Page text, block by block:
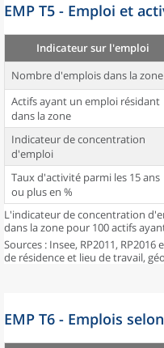
EMP T5 - Emploi et
Indicateur sur l'emploi
Nombre d'emplois dans la zone
Actifs ayant un emploi résidant
dans la zone
Indicateur de concentration
d'emploi
Taux d'activité parmi les 15 ans
ou plus en %
L'indicateur de concentration
dans la zone pour 100 actifs
Sources : Insee, RP2011,
de résidence et lieu de travail,
EMP T6 - Emplois